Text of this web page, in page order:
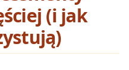
(i jak